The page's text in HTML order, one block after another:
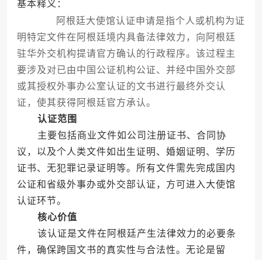
基本释义：
阿根廷大使馆认证申请是指个人或机构为证
明特定文件在阿根廷境内具备法律效力，向阿根廷
驻华外交机构提请官方确认的行政程序。该过程主
要涉及对已由中国公证机构公证、并经中国外交部
或其授权外事办公室认证的文书进行最终外交认
证，使其获得阿根廷官方承认。
认证范围
主要包括商业文件如公司注册证书、合同协
议，以及个人类文件如出生证明、婚姻证明、学历
证书、无犯罪记录证明等。所有文件需先完成国内
公证和省级外事办或外交部认证，方可进入大使馆
认证环节。
核心价值
该认证是文件在阿根廷产生法律效力的必要条
件，确保跨国文书的真实性与合法性。无论是留